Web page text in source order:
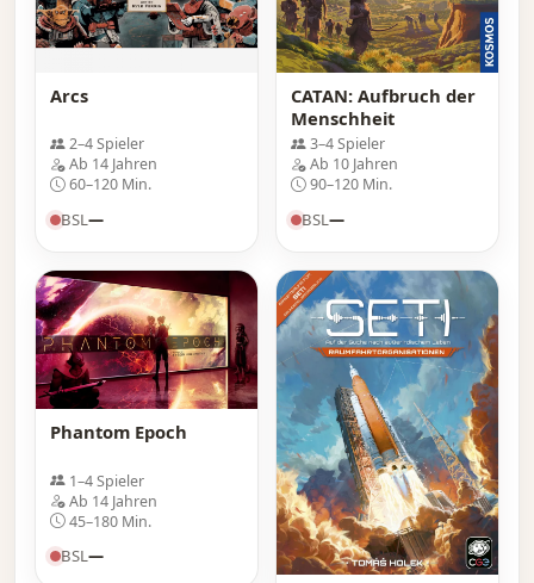
Arcs
2–4 Spieler
Ab 14 Jahren
60–120 Min.
BSL—
CATAN: Aufbruch der
Menschheit
3–4 Spieler
Ab 10 Jahren
90–120 Min.
BSL—
Phantom Epoch
1–4 Spieler
Ab 14 Jahren
45–180 Min.
BSL—